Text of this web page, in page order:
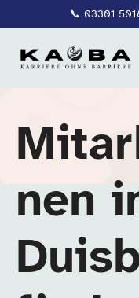
📞 03301
nen